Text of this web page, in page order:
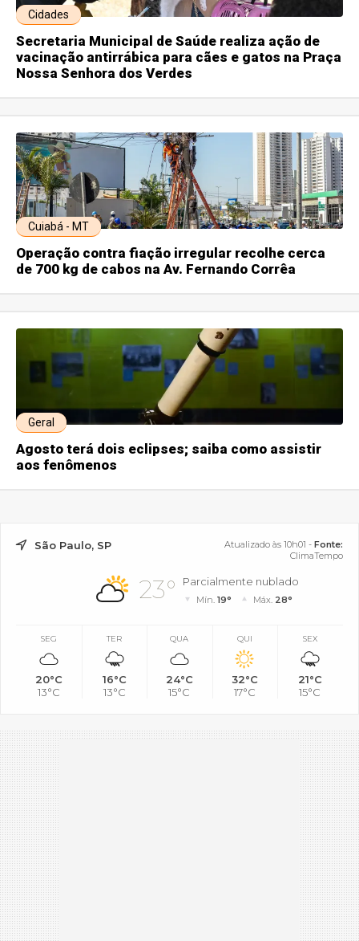
Cidades
Secretaria Municipal de Saúde realiza ação de
vacinação antirrábica para cães e gatos na Praça
Nossa Senhora dos Verdes
Cuiabá - MT
Operação contra fiação irregular recolhe cerca
de 700 kg de cabos na Av. Fernando Corrêa
Geral
Agosto terá dois eclipses; saiba como assistir
aos fenômenos
São Paulo, SP Atualizado às 10h01 - Fonte:
ClimaTempo
23° Parcialmente nublado
Mín.19° Máx. 28°
SEG
20°C
13°C
TER
16°C
13°C
QUA
24°C
15°C
QUI
32°C
17°C
SEX
21°C
15°C